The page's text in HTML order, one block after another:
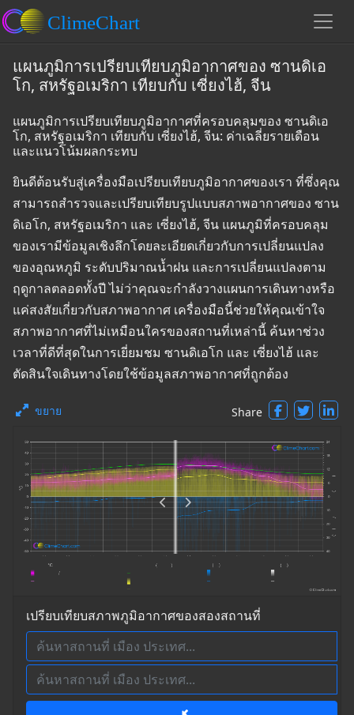
แผนภูมิการเปรียบเทียบภูมิอากาศของ ซานดิเอ
โก, สหรัฐอเมริกา เทียบกับ เซี่ยงไฮ้, จีน
แผนภูมิการเปรียบเทียบภูมิอากาศที่ครอบคลุมของ ซานดิเอ
โก, สหรัฐอเมริกา เทียบกับ เซี่ยงไฮ้, จีน: ค่าเฉลี่ยรายเดือน
และแนวโน้มผลกระทบ
ยินดีต้อนรับสู่เครื่องมือเปรียบเทียบภูมิอากาศของเรา ที่ซึ่งคุณ
สามารถสำรวจและเปรียบเทียบรูปแบบสภาพอากาศของ ซาน
ดิเอโก, สหรัฐอเมริกา และ เซี่ยงไฮ้, จีน แผนภูมิที่ครอบคลุม
ของเรามีข้อมูลเชิงลึกโดยละเอียดเกี่ยวกับการเปลี่ยนแปลง
ของอุณหภูมิ ระดับปริมาณน้ำฝน และการเปลี่ยนแปลงตาม
ฤดูกาลตลอดทั้งปี ไม่ว่าคุณจะกำลังวางแผนการเดินทางหรือ
แค่สงสัยเกี่ยวกับสภาพอากาศ เครื่องมือนี้ช่วยให้คุณเข้าใจ
สภาพอากาศที่ไม่เหมือนใครของสถานที่เหล่านี้ ค้นหาช่วง
เวลาที่ดีที่สุดในการเยี่ยมชม ซานดิเอโก และ เซี่ยงไฮ้ และ
ตัดสินใจเดินทางโดยใช้ข้อมูลสภาพอากาศที่ถูกต้อง
ขยาย Share
เปรียบเทียบสภาพภูมิอากาศของสองสถานที่